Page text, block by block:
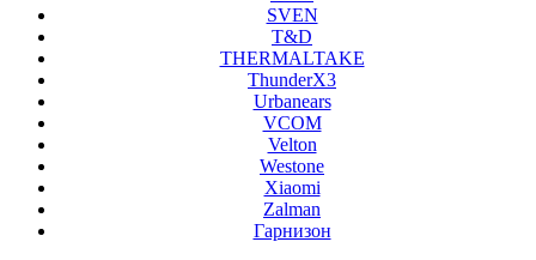
SVEN
T&D
THERMALTAKE
ThunderX3
Urbanears
VCOM
Velton
Westone
Xiaomi
Zalman
Гарнизон